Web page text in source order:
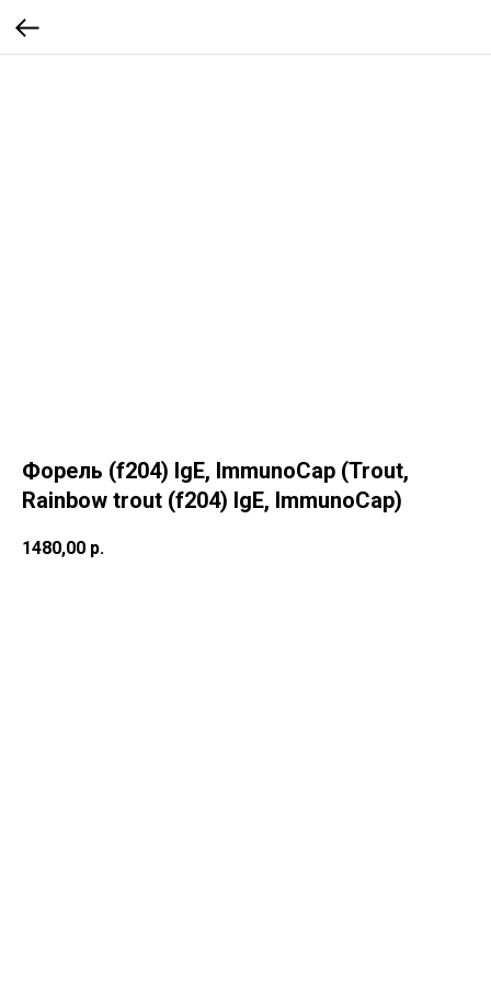
Форель (f204) IgE, ImmunoCap (Trout,
Rainbow trout (f204) IgE, ImmunoCap)
1480,00 р.